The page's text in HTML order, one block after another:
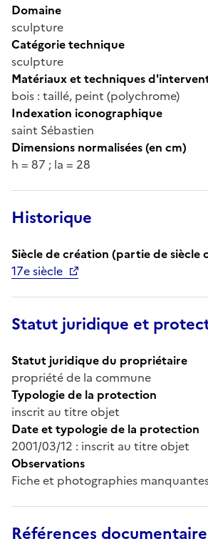
Domaine
sculpture
Catégorie technique
sculpture
Matériaux et techniques
bois : taillé, peint (polychrome)
Indexation iconographique
saint Sébastien
Dimensions normalisées (en cm)
h = 87 ; la = 28
Historique
Siècle de création (partie de siècle
17e siècle
Statut juridique et
Statut juridique du propriétaire
propriété de la commune
Typologie de la protection
inscrit au titre objet
Date et typologie de la protection
2001/03/12 : inscrit au titre objet
Observations
Fiche et photographies
Références